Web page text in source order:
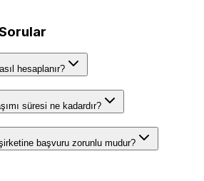
hesaplanır?
süresi ne kadardır?
başvuru zorunlu mudur?